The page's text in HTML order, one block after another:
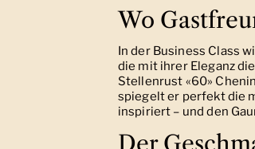
Wo
In der Business Class
die mit ihrer Eleganz
Stellenrust «60»
spiegelt er perfekt die
inspiriert – und den
Der